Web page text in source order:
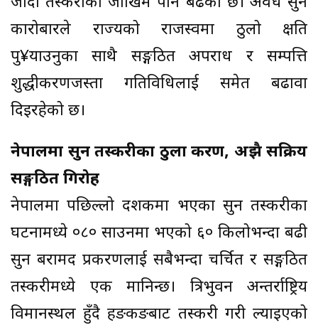
कारोबारले राज्यको राजस्वमा ठुलो क्षति
पु¥याउनुका साथै सङ्गठित अपराध र सम्पत्ति
शुद्धीकरणजस्ता गतिविधिलाई समेत बढावा
दिइरहेको छ।
नेपालमा सुन तस्करीका ठुला प्रकरण, अझै सक्रिय
सङ्गठित गिरोह
नेपालमा पछिल्लो दशकमा भएका सुन तस्करीका
घटनामध्ये ०८० साउनमा भएको ६० किलोभन्दा बढी
सुन बरामद प्रकरणलाई सबैभन्दा चर्चित र सङ्गठित
तस्करीमध्ये एक मानिन्छ। त्रिभुवन अन्तर्राष्ट्रिय
विमानस्थल हुँदै हङकङबाट तस्करी गरी ल्याइएको